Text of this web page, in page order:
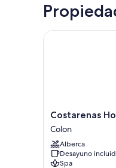
Costarenas
Hotel
&
Spa
Colon
Costarenas
Colon
Alberca
Desayuno
Spa
Costarenas Hotel